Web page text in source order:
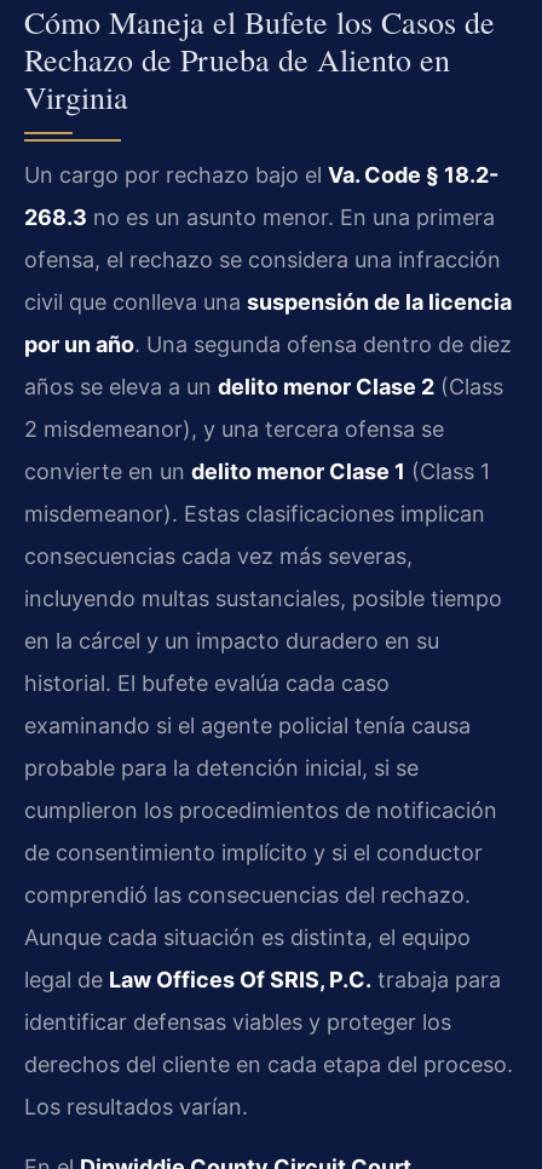
Cómo Maneja el Bufete los Casos de
Rechazo de Prueba de Aliento en
Virginia
Un cargo por rechazo bajo el Va. Code § 18.2-
268.3 no es un asunto menor. En una primera
ofensa, el rechazo se considera una infracción
civil que conlleva una suspensión de la licencia
por un año. Una segunda ofensa dentro de diez
años se eleva a un delito menor Clase 2 (Class
2 misdemeanor), y una tercera ofensa se
convierte en un delito menor Clase 1 (Class 1
misdemeanor). Estas clasificaciones implican
consecuencias cada vez más severas,
incluyendo multas sustanciales, posible tiempo
en la cárcel y un impacto duradero en su
historial. El bufete evalúa cada caso
examinando si el agente policial tenía causa
probable para la detención inicial, si se
cumplieron los procedimientos de notificación
de consentimiento implícito y si el conductor
comprendió las consecuencias del rechazo.
Aunque cada situación es distinta, el equipo
legal de Law Offices Of SRIS, P.C. trabaja para
identificar defensas viables y proteger los
derechos del cliente en cada etapa del proceso.
Los resultados varían.